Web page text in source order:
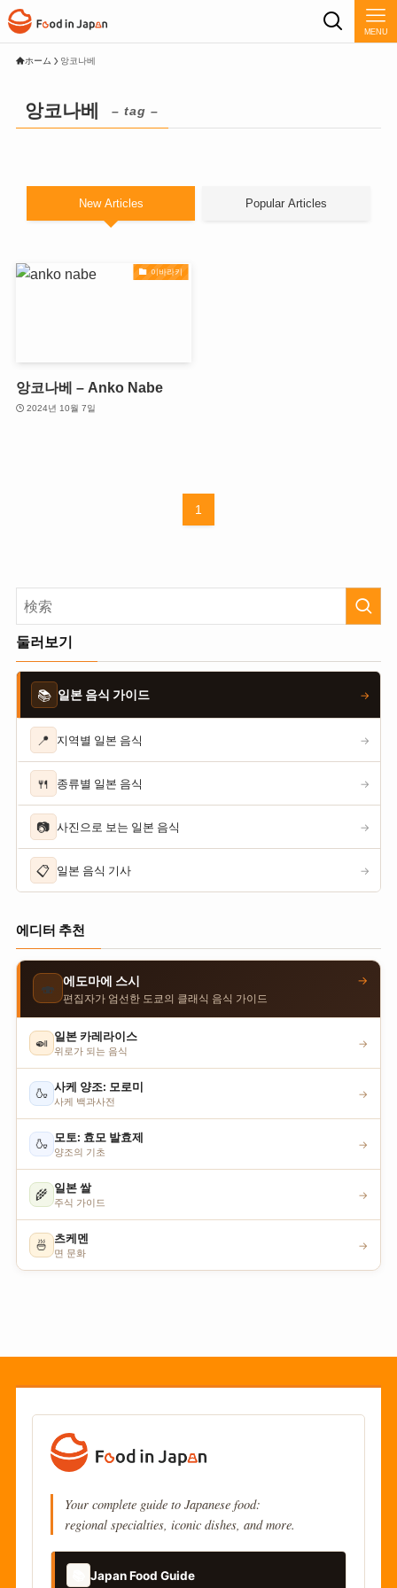
MENU
ホーム 앙코나베
앙코나베 – tag –
New Articles Popular Articles
이바라키
앙코나베 – Anko Nabe
2024년 10월 7일
1
둘러보기
📚 일본 음식 가이드 →
📍 지역별 일본 음식 →
🍴 종류별 일본 음식 →
📷 사진으로 보는 일본 음식 →
📋 일본 음식 기사 →
에디터 추천
🍣 에도마에 스시
편집자가 엄선한 도쿄의 클래식 음식 가이드
→
🍛 일본 카레라이스
위로가 되는 음식
→
🍶 사케 양조: 모로미
사케 백과사전
→
🍶 모토: 효모 발효제
양조의 기초
→
🌾 일본 쌀
주식 가이드
→
🍜 츠케멘
면 문화
→
Your complete guide to Japanese food:
regional specialties, iconic dishes, and more.
Japan Food Guide